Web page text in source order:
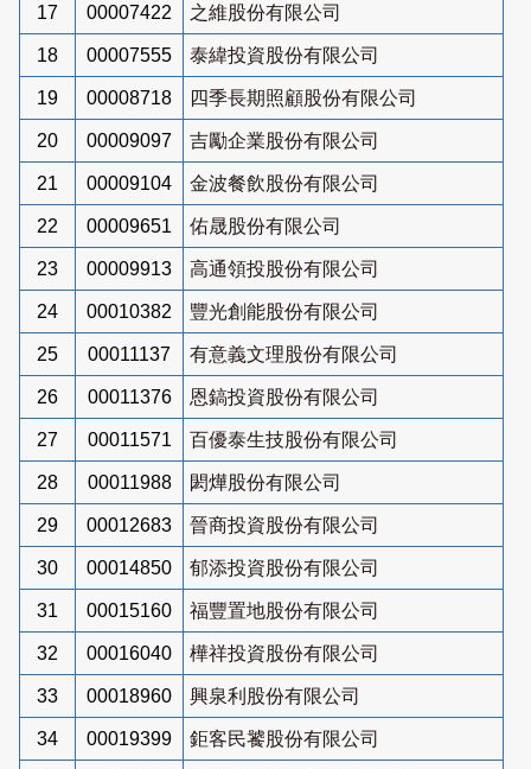
17 00007422 之維股份有限公司
18 00007555 泰緯投資股份有限公司
19 00008718 四季長期照顧股份有限公司
20 00009097 吉勵企業股份有限公司
21 00009104 金波餐飲股份有限公司
22 00009651 佑晟股份有限公司
23 00009913 高通領投股份有限公司
24 00010382 豐光創能股份有限公司
25 00011137 有意義文理股份有限公司
26 00011376 恩鎬投資股份有限公司
27 00011571 百優泰生技股份有限公司
28 00011988 閎燁股份有限公司
29 00012683 晉商投資股份有限公司
30 00014850 郁添投資股份有限公司
31 00015160 福豐置地股份有限公司
32 00016040 樺祥投資股份有限公司
33 00018960 興泉利股份有限公司
34 00019399 鉅客民饕股份有限公司